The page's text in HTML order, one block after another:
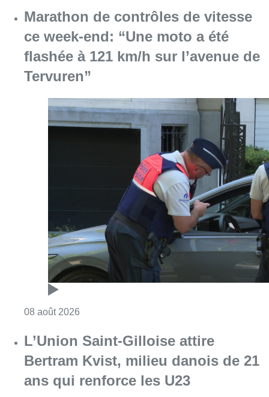
Consulter l'article "Marathon de contrôles
L’Union Saint-Gilloise attire
Bertram Kvist, milieu danois de 21
ans qui renforce les U23